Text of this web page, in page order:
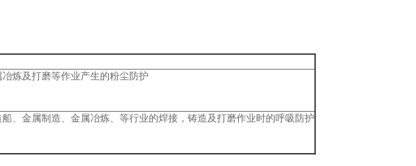
炼及打磨等作业产生的粉尘防护
、金属制造、金属冶炼、等行业的焊接，铸造及打磨作业时的呼吸防护